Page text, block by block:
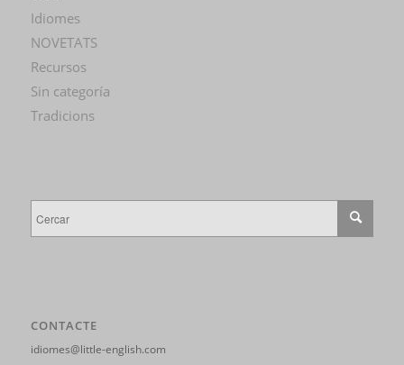
Idiomes
NOVETATS
Recursos
Sin categoría
Tradicions
CONTACTE
idiomes@little-english.com